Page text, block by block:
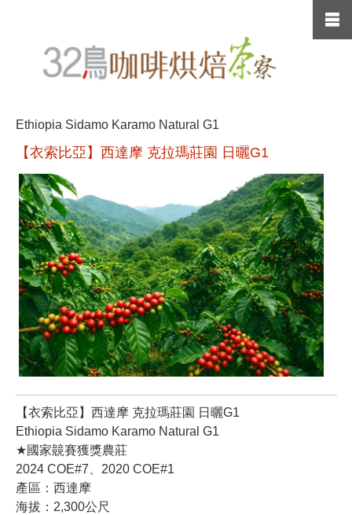
Ethiopia Sidamo Karamo Natural G1
【衣索比亞】西達摩 克拉瑪莊園 日曬G1
【衣索比亞】西達摩 克拉瑪莊園 日曬G1
Ethiopia Sidamo Karamo Natural G1
★國家竸賽獲獎農莊
2024 COE#7、2020 COE#1
產區：西達摩
海拔：2,300公尺